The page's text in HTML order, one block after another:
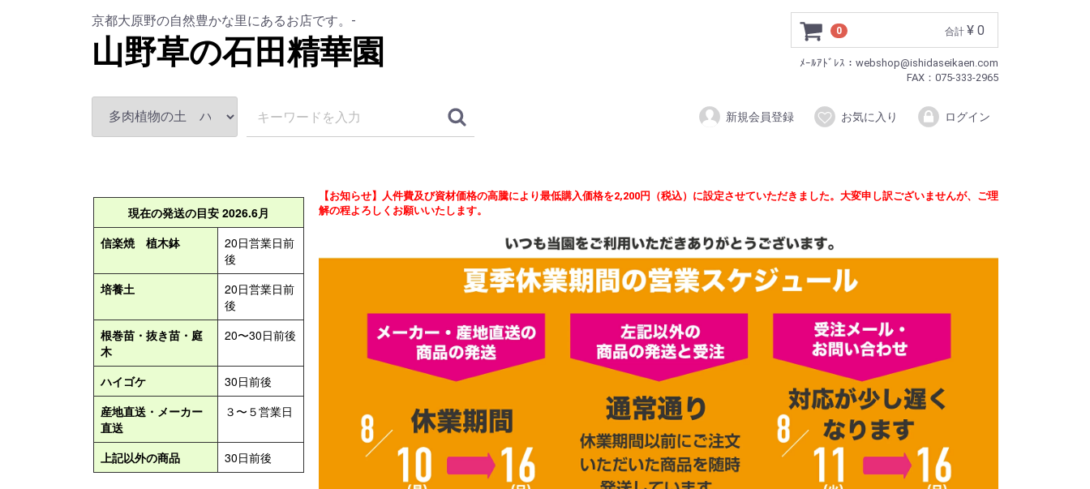
京都大原野の自然豊かな里にあるお店です。-
山野草の石田精華園
0 合計 ¥ 0
ﾒｰﾙｱﾄﾞﾚｽ：webshop@ishidaseikaen.com
FAX：075-333-2965
新規会員登録 お気に入り ログイン
【お知らせ】人件費及び資材価格の高騰により最低購入価格を2,200円（税込）に設定させていただきました。大変申し訳ございませんが、ご理
解の程よろしくお願いいたします。